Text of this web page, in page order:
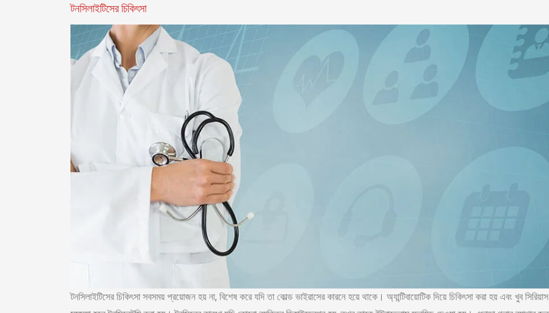
টনসিলাইটিসের চিকিৎসা
টনসিলাইটিসের চিকিৎসা সবসময় প্রয়োজন হয় না, বিশেষ করে যদি তা কোল্ড ভাইরাসের কারনে হয়ে থাকে। অ্যান্টিবায়োটিক দিয়ে চিকিৎসা করা হয় এবং খুব সিরিয়াস